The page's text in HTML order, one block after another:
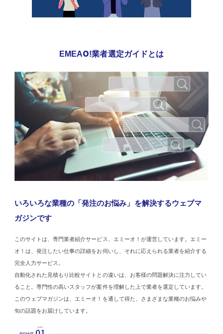
EMEAO!業者選定ガイドとは
いろいろな業種の「発注のお悩み」を解決するウェブマ
ガジンです
このサイトは、専門業者紹介サービス、エミーオ！が運営しています。エミー
オ！は、発注したい仕事の詳細をお伺いし、それに応えられる業者を紹介する
完全人力サービス。
自動化された見積もり比較サイトとの違いは、お客様の問題解決に注力してい
ること。専門性の高いスタッフが案件を理解した上で業者を選定しています。
このウェブマガジンは、エミーオ！を通して得た、さまざまな業種のお悩みや
旬の話題をお届けしています。